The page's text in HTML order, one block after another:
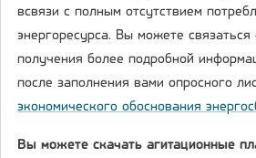
всвязи с полным отсутствием
энергоресурса. Вы можете связаться
получения более подробной
после заполнения вами опросного
экономического обоснования
Вы можете скачать агитационные